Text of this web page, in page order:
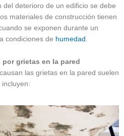
del deterioro de un edificio se debe
materiales de construcción tienen
se exponen durante un
condiciones de humedad
por grietas en la pared
las grietas en la pared suelen
incluyen: